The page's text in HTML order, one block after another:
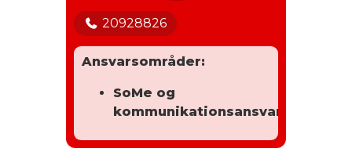
20928826
Ansvarsområder:
SoMe og
kommunikationsansvarlig